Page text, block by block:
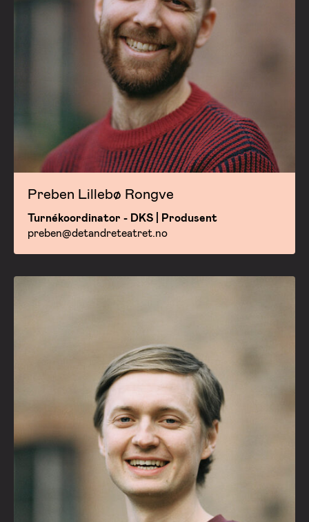
Preben Lillebø Rongve
Turnékoordinator - DKS | Produsent
preben@detandreteatret.no